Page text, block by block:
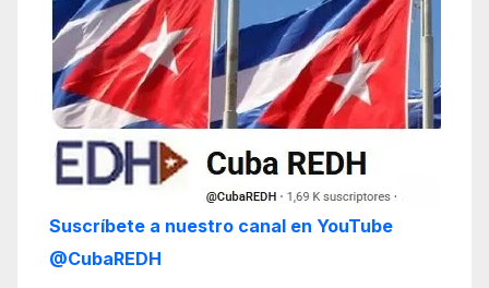
Suscríbete a nuestro canal en YouTube
@CubaREDH